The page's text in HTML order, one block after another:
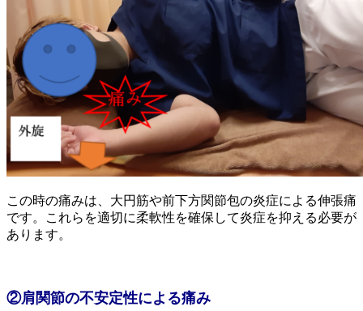
この時の痛みは、大円筋や前下方関節包の炎症による伸張痛
です。これらを適切に柔軟性を確保して炎症を抑える必要が
あります。
②肩関節の不安定性による痛み